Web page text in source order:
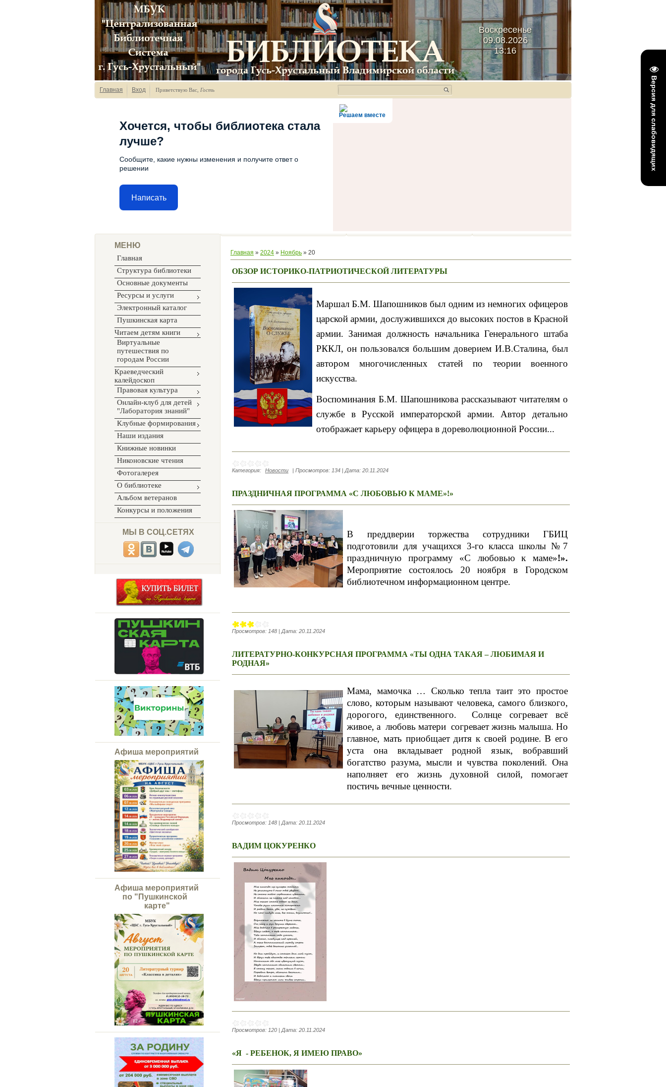
Версия для слабовидящих
Воскресенье
09.08.2026
13:16
Главная Вход Приветствую Вас Гость
Решаем вместе
Хочется, чтобы библиотека стала
лучше?
Сообщите, какие нужны изменения и получите ответ о
решении
Написать
МЕНЮ
Главная
Структура библиотеки
Основные документы
Ресурсы и услуги
Электронный каталог
Пушкинская карта
Читаем детям книги
Виртуальные
путешествия по
городам России
Краеведческий
калейдоскоп
Правовая культура
Онлайн-клуб для детей
"Лаборатория знаний"
Клубные формирования
Наши издания
Книжные новинки
Никоновские чтения
Фотогалерея
О библиотеке
Альбом ветеранов
Конкурсы и положения
МЫ В СОЦ.СЕТЯХ
Афиша мероприятий
Афиша мероприятий
по "Пушкинской
карте"
Главная » 2024 » Ноябрь » 20
ОБЗОР ИСТОРИКО-ПАТРИОТИЧЕСКОЙ ЛИТЕРАТУРЫ
Маршал Б.М. Шапошников был одним из немногих офицеров
царской армии, дослужившихся до высоких постов в Красной
армии. Занимая должность начальника Генерального штаба
РККЛ, он пользовался большим доверием И.В.Сталина, был
автором многочисленных статей по теории военного
искусства.
Воспоминания Б.М. Шапошникова рассказывают читателям о
службе в Русской императорской армии. Автор детально
отображает карьеру офицера в дореволюционной России...
Категория: Новости | Просмотров: 134 | Дата: 20.11.2024
ПРАЗДНИЧНАЯ ПРОГРАММА «С ЛЮБОВЬЮ К МАМЕ»!»
В преддверии торжества сотрудники ГБИЦ
подготовили для учащихся 3-го класса школы №7
праздничную программу «С любовью к маме»!».
Мероприятие состоялось 20 ноября в Городском
библиотечном информационном центре.
Просмотров: 148 | Дата: 20.11.2024
ЛИТЕРАТУРНО-КОНКУРСНАЯ ПРОГРАММА «ТЫ ОДНА ТАКАЯ – ЛЮБИМАЯ И
РОДНАЯ»
Мама, мамочка … Сколько тепла таит это простое
слово, которым называют человека, самого близкого,
дорогого, единственного. Солнце согревает всё
живое, а любовь матери согревает жизнь малыша. Но
главное, мать приобщает дитя к своей родине. В его
уста она вкладывает родной язык, вобравший
богатство разума, мысли и чувства поколений. Она
наполняет его жизнь духовной силой, помогает
постичь вечные ценности.
Просмотров: 148 | Дата: 20.11.2024
ВАДИМ ЦОКУРЕНКО
Просмотров: 120 | Дата: 20.11.2024
«Я - РЕБЕНОК, Я ИМЕЮ ПРАВО»